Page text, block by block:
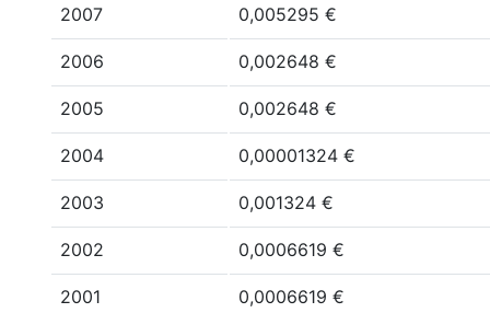
2007 0,005295 €
2006 0,002648 €
2005 0,002648 €
2004 0,00001324 €
2003 0,001324 €
2002 0,0006619 €
2001 0,0006619 €